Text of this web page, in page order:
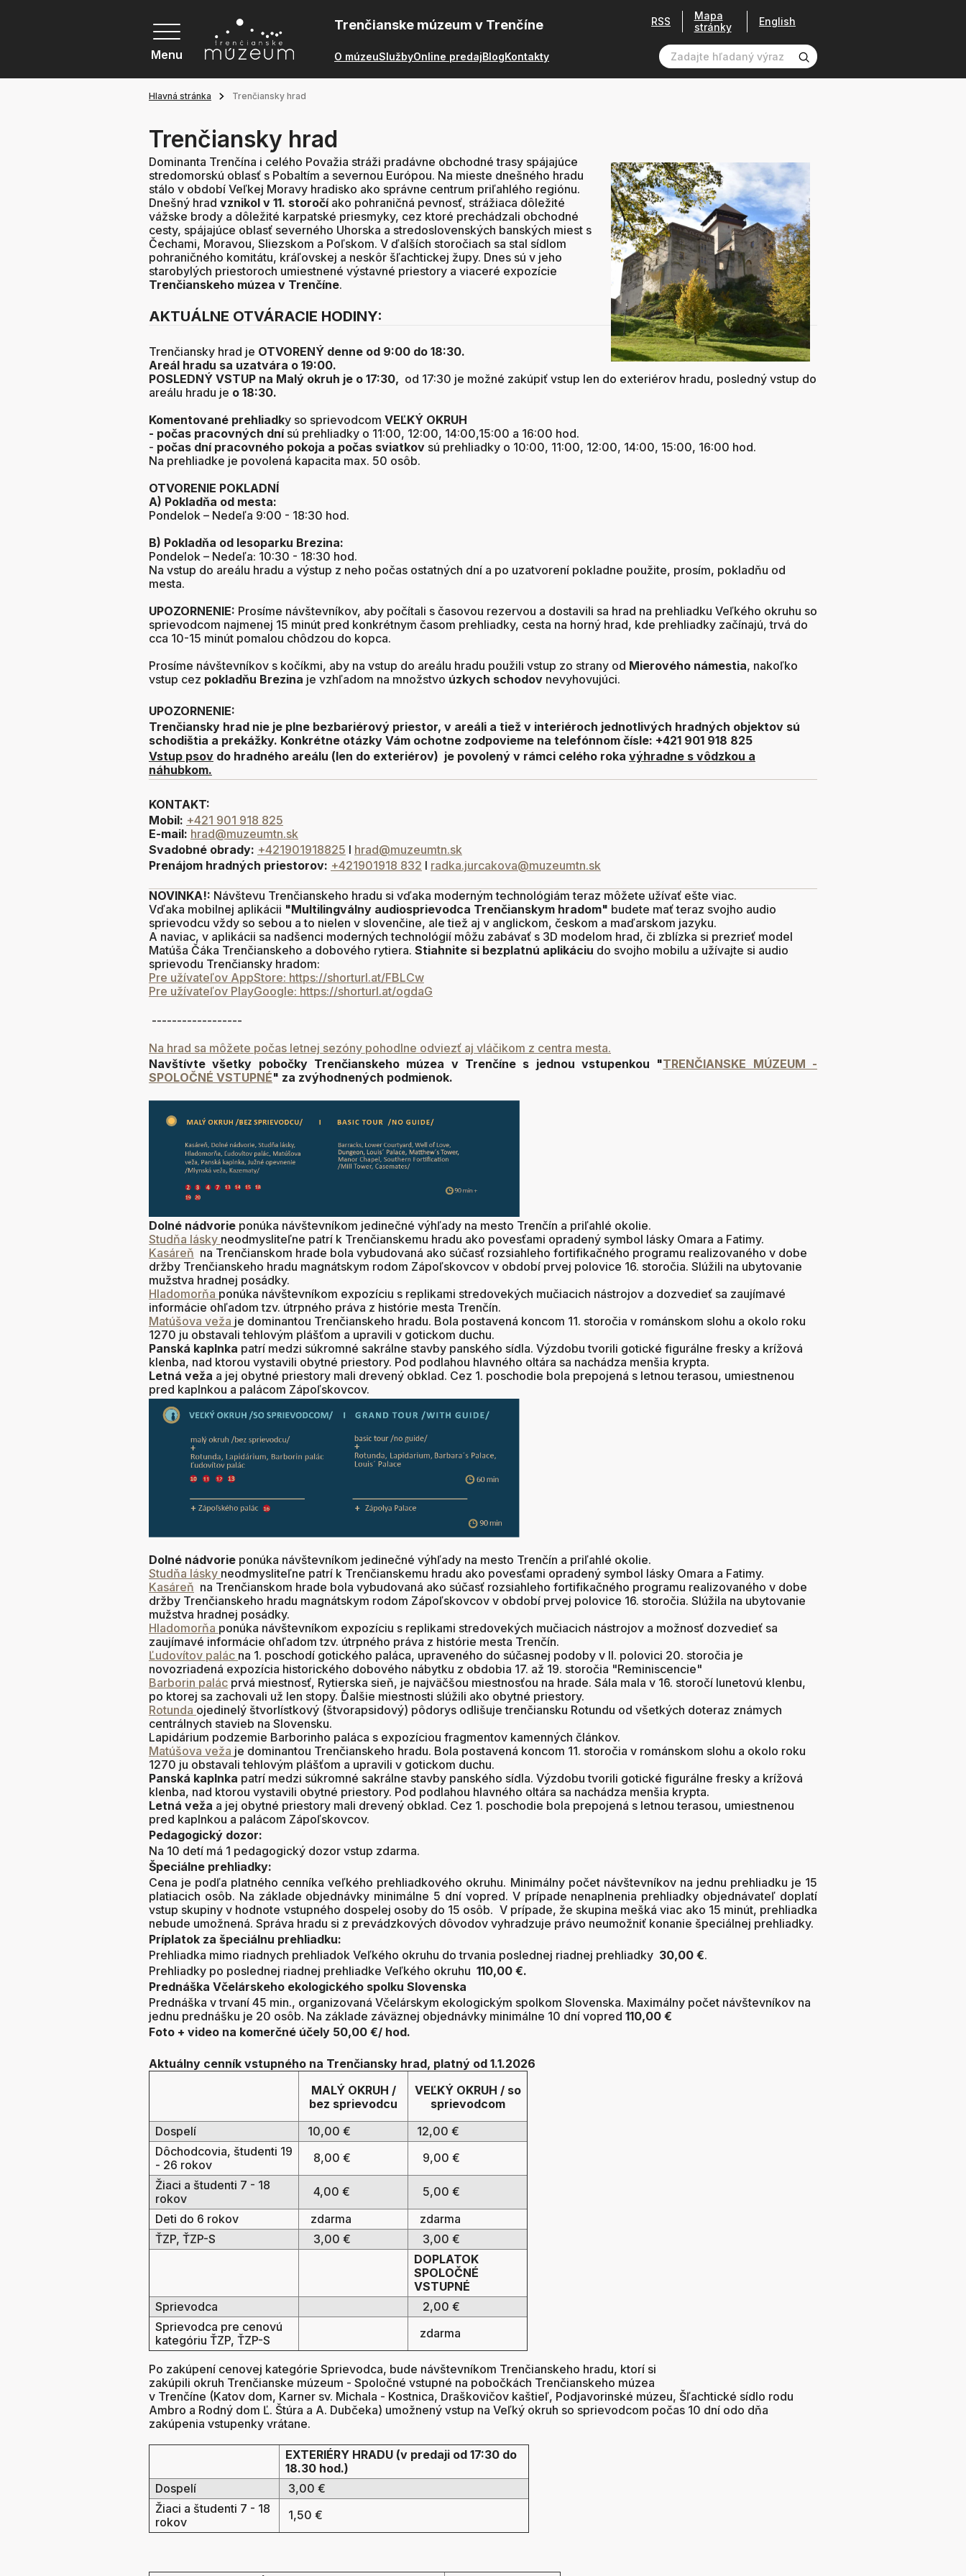
Menu
Trenčianske múzeum v Trenčíne
O múzeuSlužbyOnline predajBlogKontakty
RSS
Mapa
stránky
English
Hlavná stránka Trenčiansky hrad
Trenčiansky hrad
Dominanta Trenčína i celého Považia stráži pradávne obchodné trasy spájajúce
stredomorskú oblasť s Pobaltím a severnou Európou. Na mieste dnešného hradu
stálo v období Veľkej Moravy hradisko ako správne centrum priľahlého regiónu.
Dnešný hrad vznikol v 11. storočíako pohraničná pevnosť, strážiaca dôležité
vážske brody a dôležité karpatské priesmyky, cez ktoré prechádzali obchodné
cesty, spájajúce oblasť severného Uhorska a stredoslovenských banských miest s
Čechami, Moravou, Sliezskom a Poľskom. V ďalších storočiach sa stal sídlom
pohraničného komitátu, kráľovskej a neskôr šľachtickej župy. Dnes sú v jeho
starobylých priestoroch umiestnené výstavné priestory a viaceré expozície
Trenčianskeho múzea v Trenčíne.
AKTUÁLNE OTVÁRACIE HODINY:
Trenčiansky hrad je OTVORENÝ denne od 9:00 do 18:30.
Areál hradu sa uzatvára o 19:00.
POSLEDNÝ VSTUP na Malý okruh je o 17:30, od 17:30 je možné zakúpiť vstup len do exteriérov hradu, posledný vstup do
areálu hradu je o 18:30.
Komentované prehliadky so sprievodcom VEĽKÝ OKRUH
- počas pracovných dnísú prehliadky o 11:00, 12:00, 14:00,15:00 a 16:00 hod.
- počas dní pracovného pokoja a počas sviatkov sú prehliadky o 10:00, 11:00, 12:00, 14:00, 15:00, 16:00 hod.
Na prehliadke je povolená kapacita max. 50 osôb.
OTVORENIE POKLADNÍ
A) Pokladňa od mesta:
Pondelok – Nedeľa 9:00 - 18:30 hod.
B) Pokladňa od lesoparku Brezina:
Pondelok – Nedeľa: 10:30 - 18:30 hod.
Na vstup do areálu hradu a výstup z neho počas ostatných dní a po uzatvorení pokladne použite, prosím, pokladňu od
mesta.
UPOZORNENIE: Prosíme návštevníkov, aby počítali s časovou rezervou a dostavili sa hrad na prehliadku Veľkého okruhu so
sprievodcom najmenej 15 minút pred konkrétnym časom prehliadky, cesta na horný hrad, kde prehliadky začínajú, trvá do
cca 10-15 minút pomalou chôdzou do kopca.
Prosíme návštevníkov s kočíkmi, aby na vstup do areálu hradu použili vstup zo strany od Mierového námestia, nakoľko
vstup cez pokladňu Brezina je vzhľadom na množstvo úzkych schodov nevyhovujúci.
UPOZORNENIE:
Trenčiansky hrad nie je plne bezbariérový priestor, v areáli a tiež v interiéroch jednotlivých hradných objektov sú
schodištia a prekážky. Konkrétne otázky Vám ochotne zodpovieme na telefónnom čísle: +421 901 918 825
Vstup psov do hradného areálu (len do exteriérov) je povolený v rámci celého roka výhradne s vôdzkou a
náhubkom.
KONTAKT:
Mobil: +421 901 918 825
E-mail: hrad@muzeumtn.sk
Svadobné obrady: +421901918825 l hrad@muzeumtn.sk
Prenájom hradných priestorov: +421901918 832 l radka.jurcakova@muzeumtn.sk
NOVINKA!: Návštevu Trenčianskeho hradu si vďaka moderným technológiám teraz môžete užívať ešte viac.
Vďaka mobilnej aplikácii "Multilingválny audiosprievodca Trenčianskym hradom" budete mať teraz svojho audio
sprievodcu vždy so sebou a to nielen v slovenčine, ale tiež aj v anglickom, českom a maďarskom jazyku.
A naviac, v aplikácii sa nadšenci moderných technológií môžu zabávať s 3D modelom hrad, či zblízka si prezrieť model
Matúša Čáka Trenčianskeho a dobového rytiera. Stiahnite si bezplatnú aplikáciu do svojho mobilu a užívajte si audio
sprievodu Trenčiansky hradom:
Pre užívateľov AppStore: https://shorturl.at/FBLCw
Pre užívateľov PlayGoogle: https://shorturl.at/ogdaG
------------------
Na hrad sa môžete počas letnej sezóny pohodlne odviezť aj vláčikom z centra mesta.
Navštívte všetky pobočky Trenčianskeho múzea v Trenčíne s jednou vstupenkou "TRENČIANSKE MÚZEUM -
SPOLOČNÉ VSTUPNÉ" za zvýhodnených podmienok.
Dolné nádvorie ponúka návštevníkom jedinečné výhľady na mesto Trenčín a priľahlé okolie.
Studňa lásky neodmysliteľne patrí k Trenčianskemu hradu ako povesťami opradený symbol lásky Omara a Fatimy.
Kasáreň na Trenčianskom hrade bola vybudovaná ako súčasť rozsiahleho fortifikačného programu realizovaného v dobe
držby Trenčianskeho hradu magnátskym rodom Zápoľskovcov v období prvej polovice 16. storočia. Slúžili na ubytovanie
mužstva hradnej posádky.
Hladomorňa ponúka návštevníkom expozíciu s replikami stredovekých mučiacich nástrojov a dozvedieť sa zaujímavé
informácie ohľadom tzv. útrpného práva z histórie mesta Trenčín.
Matúšova veža je dominantou Trenčianskeho hradu. Bola postavená koncom 11. storočia v románskom slohu a okolo roku
1270 ju obstavali tehlovým plášťom a upravili v gotickom duchu.
Panská kaplnka patrí medzi súkromné sakrálne stavby panského sídla. Výzdobu tvorili gotické figurálne fresky a krížová
klenba, nad ktorou vystavili obytné priestory. Pod podlahou hlavného oltára sa nachádza menšia krypta.
Letná veža a jej obytné priestory mali drevený obklad. Cez 1. poschodie bola prepojená s letnou terasou, umiestnenou
pred kaplnkou a palácom Zápoľskovcov.
Dolné nádvorie ponúka návštevníkom jedinečné výhľady na mesto Trenčín a priľahlé okolie.
Studňa lásky neodmysliteľne patrí k Trenčianskemu hradu ako povesťami opradený symbol lásky Omara a Fatimy.
Kasáreň na Trenčianskom hrade bola vybudovaná ako súčasť rozsiahleho fortifikačného programu realizovaného v dobe
držby Trenčianskeho hradu magnátskym rodom Zápoľskovcov v období prvej polovice 16. storočia. Slúžila na ubytovanie
mužstva hradnej posádky.
Hladomorňa ponúka návštevníkom expozíciu s replikami stredovekých mučiacich nástrojov a možnosť dozvedieť sa
zaujímavé informácie ohľadom tzv. útrpného práva z histórie mesta Trenčín.
Ľudovítov palác na 1. poschodí gotického paláca, upraveného do súčasnej podoby v II. polovici 20. storočia je
novozriadená expozícia historického dobového nábytku z obdobia 17. až 19. storočia "Reminiscencie"
Barborin palác prvá miestnosť, Rytierska sieň, je najväčšou miestnosťou na hrade. Sála mala v 16. storočí lunetovú klenbu,
po ktorej sa zachovali už len stopy. Ďalšie miestnosti slúžili ako obytné priestory.
Rotunda ojedinelý štvorlístkový (štvorapsidový) pôdorys odlišuje trenčiansku Rotundu od všetkých doteraz známych
centrálnych stavieb na Slovensku.
Lapidárium podzemie Barborinho paláca s expozíciou fragmentov kamenných článkov.
Matúšova veža je dominantou Trenčianskeho hradu. Bola postavená koncom 11. storočia v románskom slohu a okolo roku
1270 ju obstavali tehlovým plášťom a upravili v gotickom duchu.
Panská kaplnka patrí medzi súkromné sakrálne stavby panského sídla. Výzdobu tvorili gotické figurálne fresky a krížová
klenba, nad ktorou vystavili obytné priestory. Pod podlahou hlavného oltára sa nachádza menšia krypta.
Letná veža a jej obytné priestory mali drevený obklad. Cez 1. poschodie bola prepojená s letnou terasou, umiestnenou
pred kaplnkou a palácom Zápoľskovcov.
Pedagogický dozor:
Na 10 detí má 1 pedagogický dozor vstup zdarma.
Špeciálne prehliadky:
Cena je podľa platného cenníka veľkého prehliadkového okruhu. Minimálny počet návštevníkov na jednu prehliadku je 15
platiacich osôb. Na základe objednávky minimálne 5 dní vopred. V prípade nenaplnenia prehliadky objednávateľ doplatí
vstup skupiny v hodnote vstupného dospelej osoby do 15 osôb. V prípade, že skupina mešká viac ako 15 minút, prehliadka
nebude umožnená. Správa hradu si z prevádzkových dôvodov vyhradzuje právo neumožniť konanie špeciálnej prehliadky.
Príplatok za špeciálnu prehliadku:
Prehliadka mimo riadnych prehliadok Veľkého okruhu do trvania poslednej riadnej prehliadky 30,00 €.
Prehliadky po poslednej riadnej prehliadke Veľkého okruhu 110,00 €.
Prednáška Včelárskeho ekologického spolku Slovenska
Prednáška v trvaní 45 min., organizovaná Včelárskym ekologickým spolkom Slovenska. Maximálny počet návštevníkov na
jednu prednášku je 20 osôb. Na základe záväznej objednávky minimálne 10 dní vopred 110,00 €
Foto + video na komerčné účely 50,00 €/ hod.
Aktuálny cenník vstupného na Trenčiansky hrad, platný od 1.1.2026
MALÝ OKRUH /
bez sprievodcu
VEĽKÝ OKRUH / so
sprievodcom
Dospelí
10,00 €
12,00 €
Dôchodcovia, študenti 19
- 26 rokov
8,00 €
9,00 €
Žiaci a študenti 7 - 18
rokov
4,00 €
5,00 €
Deti do 6 rokov
zdarma
zdarma
ŤZP, ŤZP-S
3,00 €
3,00 €
DOPLATOK
SPOLOČNÉ
VSTUPNÉ
Sprievodca
2,00 €
Sprievodca pre cenovú
kategóriu ŤZP, ŤZP-S
zdarma
Po zakúpení cenovej kategórie Sprievodca, bude návštevníkom Trenčianskeho hradu, ktorí si
zakúpili okruh Trenčianske múzeum - Spoločné vstupné na pobočkách Trenčianskeho múzea
v Trenčíne (Katov dom, Karner sv. Michala - Kostnica, Draškovičov kaštieľ, Podjavorinské múzeu, Šľachtické sídlo rodu
Ambro a Rodný dom Ľ. Štúra a A. Dubčeka) umožnený vstup na Veľký okruh so sprievodcom počas 10 dní odo dňa
zakúpenia vstupenky vrátane.
EXTERIÉRY HRADU (v predaji od 17:30 do
18.30 hod.)
Dospelí
3,00 €
Žiaci a študenti 7 - 18
rokov
1,50 €